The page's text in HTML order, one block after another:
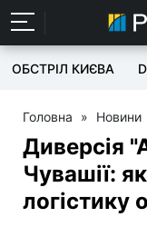
ОБСТРІЛ КИЄВА
Головна » Новини
Диверсія
Чувашії:
логістику